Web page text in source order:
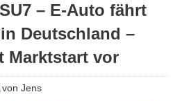
– E-Auto fährt
Deutschland –
Marktstart vor
von Jens